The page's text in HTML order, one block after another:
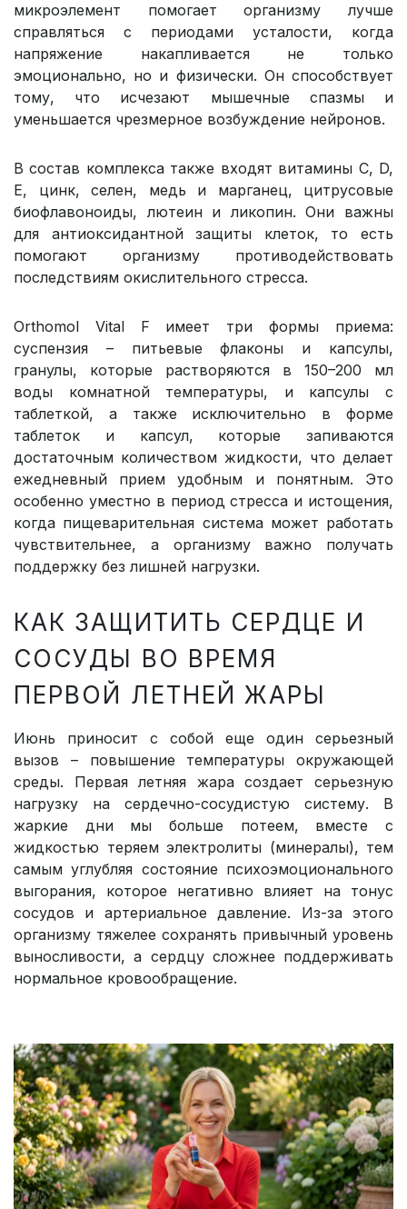
микроэлемент помогает организму лучше
справляться с периодами усталости, когда
напряжение накапливается не только
эмоционально, но и физически. Он способствует
тому, что исчезают мышечные спазмы и
уменьшается чрезмерное возбуждение нейронов.
В состав комплекса также входят витамины C, D,
E, цинк, селен, медь и марганец, цитрусовые
биофлавоноиды, лютеин и ликопин. Они важны
для антиоксидантной защиты клеток, то есть
помогают организму противодействовать
последствиям окислительного стресса.
Orthomol Vital F имеет три формы приема:
суспензия – питьевые флаконы и капсулы,
гранулы, которые растворяются в 150–200 мл
воды комнатной температуры, и капсулы с
таблеткой, а также исключительно в форме
таблеток и капсул, которые запиваются
достаточным количеством жидкости, что делает
ежедневный прием удобным и понятным. Это
особенно уместно в период стресса и истощения,
когда пищеварительная система может работать
чувствительнее, а организму важно получать
поддержку без лишней нагрузки.
КАК ЗАЩИТИТЬ СЕРДЦЕ И
СОСУДЫ ВО ВРЕМЯ
ПЕРВОЙ ЛЕТНЕЙ ЖАРЫ
Июнь приносит с собой еще один серьезный
вызов – повышение температуры окружающей
среды. Первая летняя жара создает серьезную
нагрузку на сердечно-сосудистую систему. В
жаркие дни мы больше потеем, вместе с
жидкостью теряем электролиты (минералы), тем
самым углубляя состояние психоэмоционального
выгорания, которое негативно влияет на тонус
сосудов и артериальное давление. Из-за этого
организму тяжелее сохранять привычный уровень
выносливости, а сердцу сложнее поддерживать
нормальное кровообращение.